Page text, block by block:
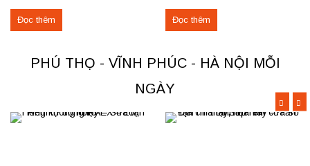
với giá hợp lý? Chúng tôi
chuyên may rèm theo yêu cầu,
tiến độ. Thực tế, chúng tôi vừa
hoàn thiện thi công rèm...
Đọc thêm
dịch vụ sửa rèm cầu vồng tận
nơi, đảm bảo rèm hoạt động trơn
cấu kéo để rèm mở – đóng êm
Thay dây...
Đọc thêm
PHÚ THỌ - VĨNH PHÚC - HÀ NỘI MỖI
NGÀY